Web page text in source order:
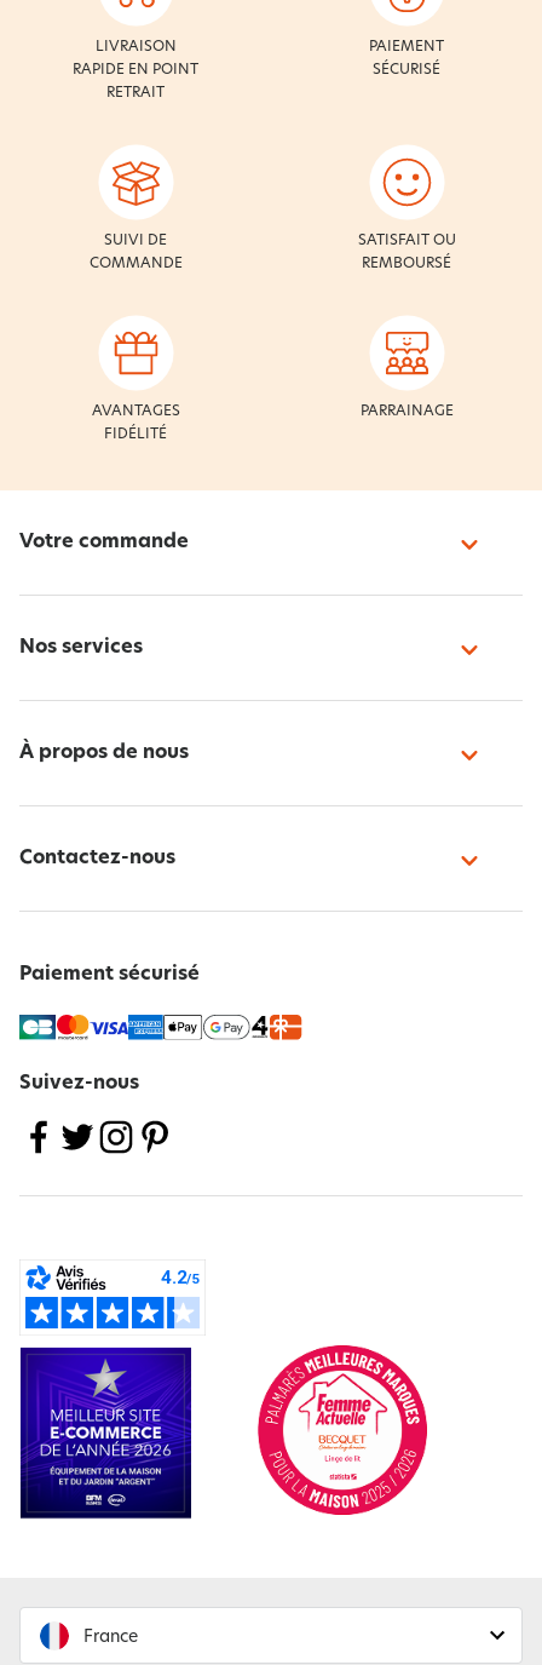
LIVRAISON
RAPIDE EN POINT
RETRAIT
PAIEMENT
SÉCURISÉ
SUIVI DE
COMMANDE
SATISFAIT OU
REMBOURSÉ
AVANTAGES
FIDÉLITÉ
PARRAINAGE
Votre commande
Nos services
À propos de nous
Contactez-nous
Paiement sécurisé
Suivez-nous
France